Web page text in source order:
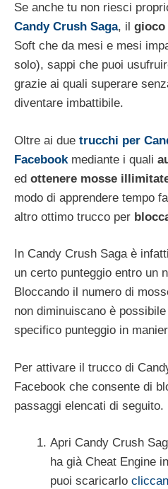
Se anche tu non riesci
Candy Crush Saga, il gioco
Soft che da mesi e mesi
solo), sappi che puoi
grazie ai quali superare
diventare imbattibile.
Oltre ai due trucchi per
Facebook mediante i quali
ed ottenere mosse
modo di apprendere tempo
altro ottimo trucco per
In Candy Crush Saga è
un certo punteggio entro un
Bloccando il numero di
non diminuiscano è
specifico punteggio in
Per attivare il trucco di
Facebook che consente di
passaggi elencati di seguito.
Apri Candy Crush
ha già Cheat Engine
puoi scaricarlo